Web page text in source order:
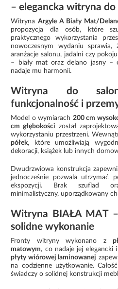
– elegancka witryna
Witryna Argyle A Biały Mat/
propozycja dla osób, które
praktycznego wykorzystania
nowoczesnym wydaniu
aranżacje salonu, jadalni czy
– biały mat oraz delano jasny –
nadaje mu harmonii.
Witryna do
funkcjonalność i
Model o wymiarach 200 cm
cm głębokości został
wykorzystaniu przestrzeni.
półek, które umożliwiają
dekoracji, książek lub innych
Dwudrzwiowa konstrukcja
jednocześnie pozwala utrzymać
ekspozycji. Brak szuflad
minimalistyczny, uporządkowany
Witryna BIAŁA MAT
solidne wykonanie
Fronty witryny wykonano z
matowym, co nadaje jej elegancki
płyty wiórowej laminowanej
na codzienne użytkowanie.
świadczy o solidnej konstrukcji